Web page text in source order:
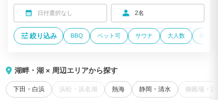
日付選択なし 2名
絞り込み BBQ ペット可 サウナ 大人数 海が
湖畔・湖 × 周辺エリアから探す
下田・白浜 浜松・浜名湖 熱海 静岡・清水 御殿場・